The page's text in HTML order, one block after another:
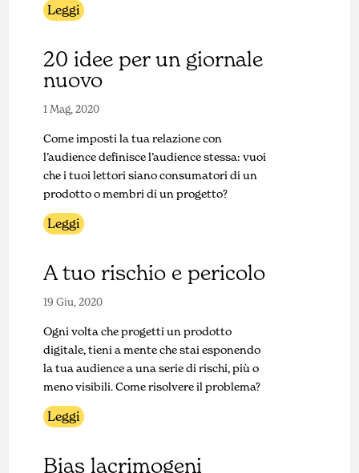
Leggi
20 idee per un giornale
nuovo
1 Mag, 2020
Come imposti la tua relazione con
l’audience definisce l’audience stessa: vuoi
che i tuoi lettori siano consumatori di un
prodotto o membri di un progetto?
Leggi
A tuo rischio e pericolo
19 Giu, 2020
Ogni volta che progetti un prodotto
digitale, tieni a mente che stai esponendo
la tua audience a una serie di rischi, più o
meno visibili. Come risolvere il problema?
Leggi
Bias lacrimogeni